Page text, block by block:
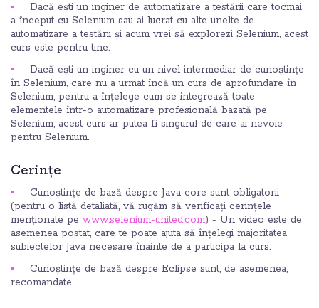
Dacă ești un inginer de automatizare a testării care tocmai
a început cu Selenium sau ai lucrat cu alte unelte de
automatizare a testării și acum vrei să explorezi Selenium, acest
curs este pentru tine.
Dacă ești un inginer cu un nivel intermediar de cunoștințe
în Selenium, care nu a urmat încă un curs de aprofundare în
Selenium, pentru a înțelege cum se integrează toate
elementele într-o automatizare profesională bazată pe
Selenium, acest curs ar putea fi singurul de care ai nevoie
pentru Selenium.
Cerințe
Cunoștințe de bază despre Java core sunt obligatorii
(pentru o listă detaliată, vă rugăm să verificați cerințele
menționate pe www.selenium-united.com) - Un video este de
asemenea postat, care te poate ajuta să înțelegi majoritatea
subiectelor Java necesare înainte de a participa la curs.
Cunoștințe de bază despre Eclipse sunt, de asemenea,
recomandate.